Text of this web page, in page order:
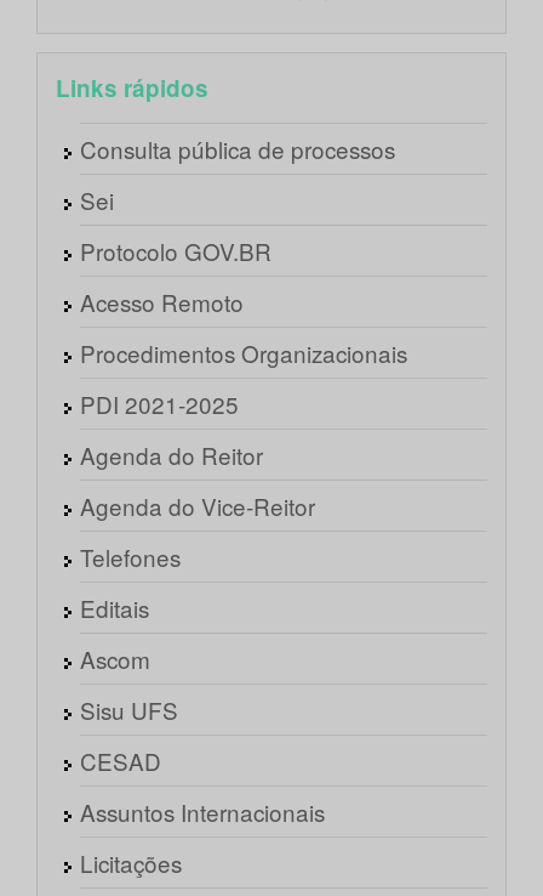
Links rápidos
Consulta pública de processos
Sei
Protocolo GOV.BR
Acesso Remoto
Procedimentos Organizacionais
PDI 2021-2025
Agenda do Reitor
Agenda do Vice-Reitor
Telefones
Editais
Ascom
Sisu UFS
CESAD
Assuntos Internacionais
Licitações